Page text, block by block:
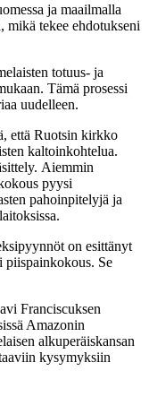
ja maailmalla
mikä tekee ehdotukseni
totuus- ja
Tämä prosessi
uudelleen.
että Ruotsin kirkko
kaltoinkohtelua.
Aiemmin
pyysi
pahoinpitelyjä ja
on esittänyt
Se
Franciscuksen
Amazonin
alkuperäiskansan
kysymyksiin